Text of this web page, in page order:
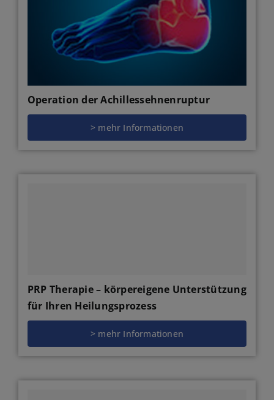
Operation der Achillessehnenruptur
> mehr Informationen
PRP Therapie – körpereigene Unterstützung
für Ihren Heilungsprozess
> mehr Informationen